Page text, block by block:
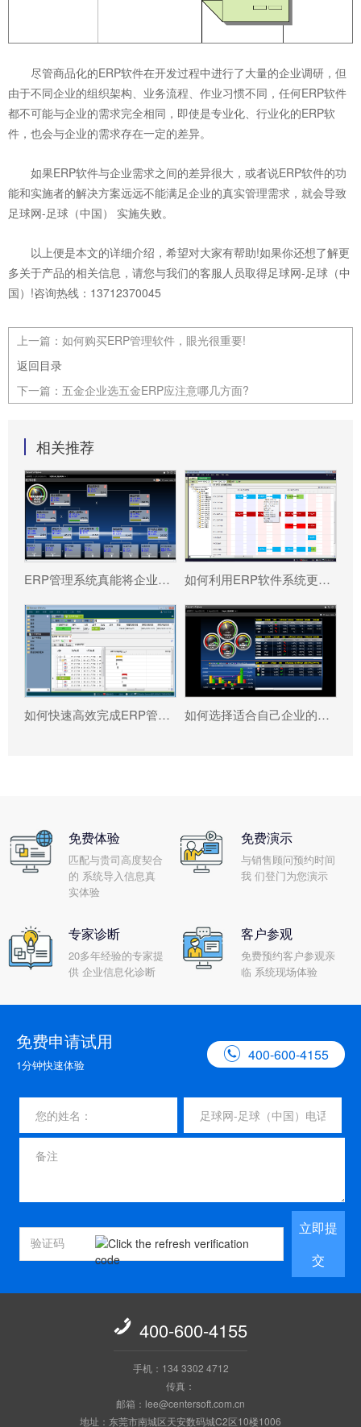
尽管商品化的ERP软件在开发过程中进行了大量的企业调研，但
由于不同企业的组织架构、业务流程、作业习惯不同，任何ERP软件
都不可能与企业的需求完全相同，即使是专业化、行业化的ERP软
件，也会与企业的需求存在一定的差异。
如果ERP软件与企业需求之间的差异很大，或者说ERP软件的功
能和实施者的解决方案远远不能满足企业的真实管理需求，就会导致
足球网-足球（中国） 实施失败。
以上便是本文的详细介绍，希望对大家有帮助!如果你还想了解更
多关于产品的相关信息，请您与我们的客服人员取得足球网-足球（中
国）!咨询热线：13712370045
上一篇： 如何购买ERP管理软件，眼光很重要!
返回目录
下一篇： 五金企业选五金ERP应注意哪几方面?
相关推荐
ERP管理系统真能将企业数据转化为可执行决策吗? 如何利用ERP软件系统更好提升企业运营效率?
如何快速高效完成ERP管理系统配置? 如何选择适合自己企业的ERP软件?
免费体验
匹配与贵司高度契合
的 系统导入信息真
实体验
免费演示
与销售顾问预约时间
我 们登门为您演示
专家诊断
20多年经验的专家提
供 企业信息化诊断
客户参观
免费预约客户参观亲
临 系统现场体验
免费申请试用
1分钟快速体验
 400-600-4155
立即提
交
 400-600-4155
手机：134 3302 4712
传真：
邮箱：lee@centersoft.com.cn
地址：东莞市南城区天安数码城C2区10楼1006